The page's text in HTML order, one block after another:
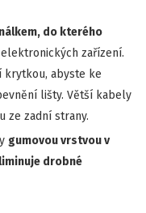
do kterého
zařízení.
krytkou, abyste ke
lišty. Větší kabely
ze zadní strany.
gumovou vrstvou v
drobné